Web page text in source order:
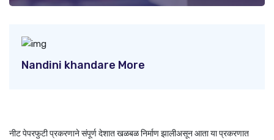
Nandini khandare More
नीट पेपरफुटी प्रकरणाने संपूर्ण देशात खळबळ निर्माण झालीअसून आता या प्रकरणात